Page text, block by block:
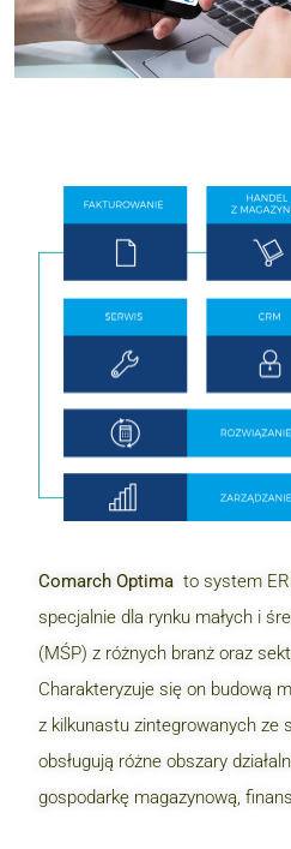
Comarch Optima to system
specjalnie dla rynku małych i
(MŚP) z różnych branż oraz
Charakteryzuje się on budową
z kilkunastu zintegrowanych ze
obsługują różne obszary
gospodarkę magazynową,